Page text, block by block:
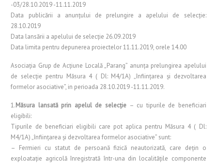
-03/28.10.2019 -11.11.2019
Data publicării a anunţului de prelungire a apelului de selecţie:
28.10.2019
Data lansării a apelului de selecţie 26.09.2019
Data limita pentru depunerea proiectelor 11.11.2019, orele 14.00
Asociaţia Grup de Acţiune Locală „Parang” anunţa prelungirea apelului
de selecţie pentru Măsura 4 ( Dl: M4/1A) „înfiinţarea şi dezvoltarea
formelor asociative”, in perioada 28.10.2019 -11.11.2019.
1.Măsura lansată prin apelul de selecţie – cu tipurile de beneficiari
eligibili:
Tipurile de beneficiari eligibili care pot aplica pentru Măsura 4 ( Dl:
M4/1A) „înfiinţarea şi dezvoltarea formelor asociative” sunt:
– Fermieri cu statut de persoană fizică neautorizată, care deţin o
exploataţie agricolă înregistrată într-una din localităţile componente